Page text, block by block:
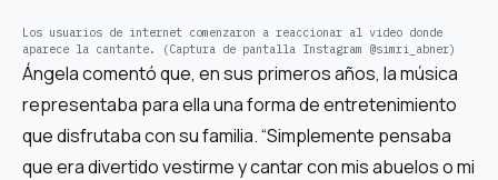
Los usuarios de internet comenzaron a reaccionar al video donde
aparece la cantante. (Captura de pantalla Instagram @simri_abner)
Ángela comentó que, en sus primeros años, la música
representaba para ella una forma de entretenimiento
que disfrutaba con su familia. “Simplemente pensaba
que era divertido vestirme y cantar con mis abuelos o mi